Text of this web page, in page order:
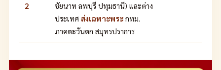
2
ชัยนาท ลพบุรี ปทุมธานี) และต่าง
ประเทศ ส่งเฉพาะพระ กทม.
ภาคตะวันตก สมุทรปราการ